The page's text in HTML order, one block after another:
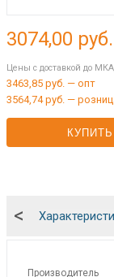
3074,00
Цены с доставкой до
3463,85 руб. — опт
3564,74 руб. —
КУПИТЬ
<
Производитель